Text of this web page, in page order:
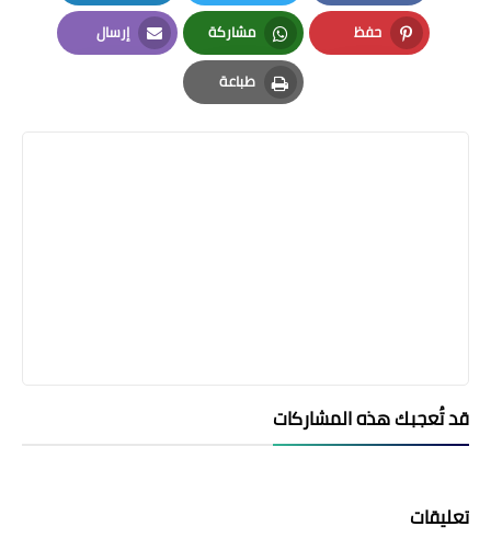
Facebook
Twitter
LinkedIn
حفظ
Pinterest
مشاركة
Whatsapp
إرسال
Email
طباعة
Print
قد تُعجبك هذه المشاركات
تعليقات